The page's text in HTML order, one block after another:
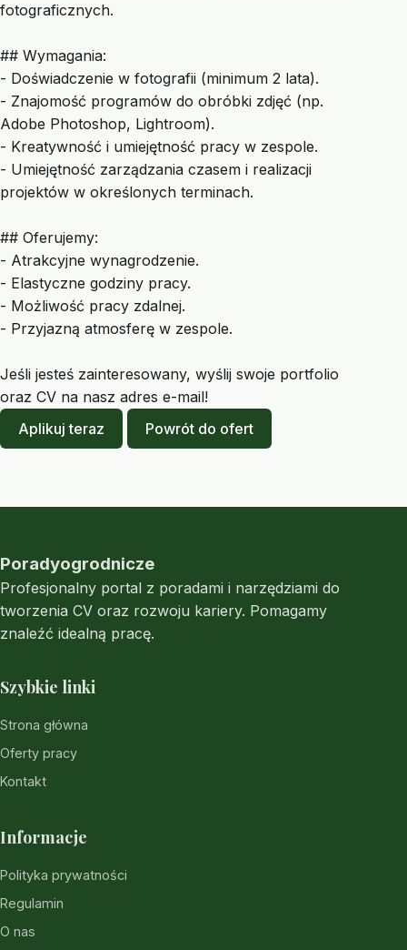
fotograficznych.
## Wymagania:
- Doświadczenie w fotografii (minimum 2 lata).
- Znajomość programów do obróbki zdjęć (np.
Adobe Photoshop, Lightroom).
- Kreatywność i umiejętność pracy w zespole.
- Umiejętność zarządzania czasem i realizacji
projektów w określonych terminach.
## Oferujemy:
- Atrakcyjne wynagrodzenie.
- Elastyczne godziny pracy.
- Możliwość pracy zdalnej.
- Przyjazną atmosferę w zespole.
Jeśli jesteś zainteresowany, wyślij swoje portfolio
oraz CV na nasz adres e-mail!
Aplikuj teraz
Powrót do ofert
Poradyogrodnicze
Profesjonalny portal z poradami i narzędziami do
tworzenia CV oraz rozwoju kariery. Pomagamy
znaleźć idealną pracę.
Szybkie linki
Strona główna
Oferty pracy
Kontakt
Informacje
Polityka prywatności
Regulamin
O nas